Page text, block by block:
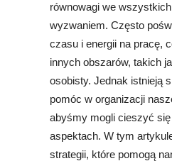
równowagi we
wyzwaniem. Często
czasu i energii na pracę,
innych obszarów, takich
osobisty. Jednak istnieją
pomóc w organizacji
abyśmy mogli cieszyć
aspektach. W tym
strategii, które pomogą